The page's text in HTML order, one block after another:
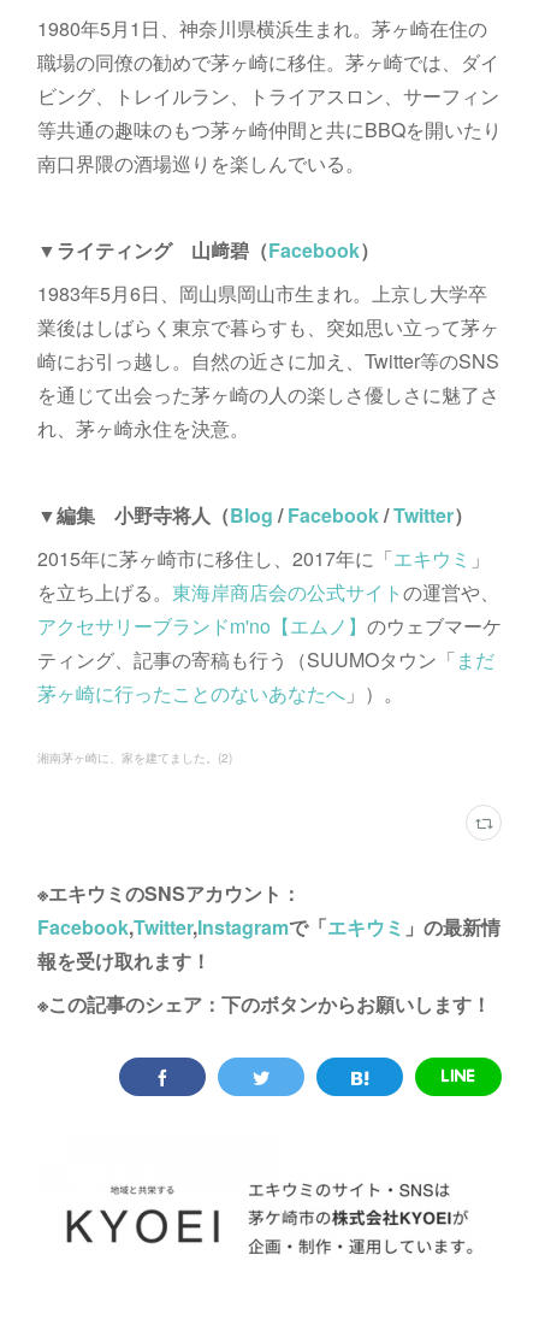
1980年5月1日、神奈川県横浜生まれ。茅ヶ崎在住の
職場の同僚の勧めで茅ヶ崎に移住。茅ヶ崎では、ダイ
ビング、トレイルラン、トライアスロン、サーフィン
等共通の趣味のもつ茅ヶ崎仲間と共にBBQを開いたり
南口界隈の酒場巡りを楽しんでいる。
▼ライティング 山﨑碧（Facebook）
1983年5月6日、岡山県岡山市生まれ。上京し大学卒
業後はしばらく東京で暮らすも、突如思い立って茅ヶ
崎にお引っ越し。自然の近さに加え、Twitter等のSNS
を通じて出会った茅ヶ崎の人の楽しさ優しさに魅了さ
れ、茅ヶ崎永住を決意。
▼編集 小野寺将人（Blog /Facebook/Twitter）
2015年に茅ヶ崎市に移住し、2017年に「エキウミ 」
を立ち上げる。 東海岸商店会の公式サイトの運営や、
アクセサリーブランドm'no【エムノ】 のウェブマーケ
ティング、記事の寄稿も行う（SUUMOタウン「まだ
茅ヶ崎に行ったことのないあなたへ」）。
湘南茅ヶ崎に、家を建てました。 (2)
※エキウミのSNSアカウント：
Facebook,Twitter,Instagramで「エキウミ 」の最新情
報を受け取れます！
※この記事のシェア：下のボタンからお願いします！